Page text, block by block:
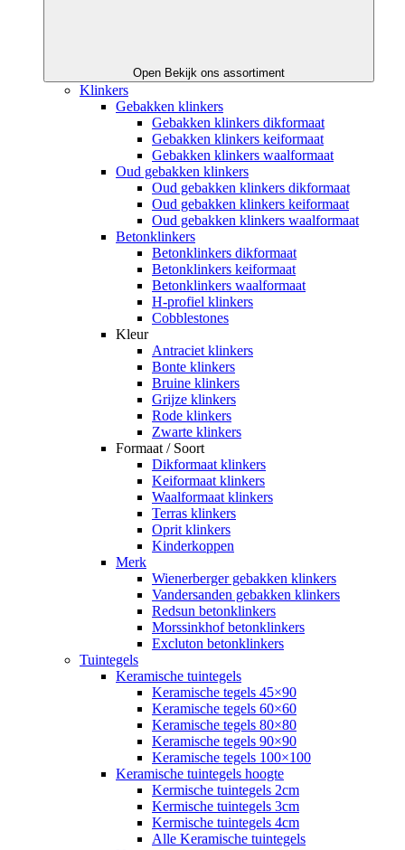
Open Bekijk ons assortiment
Klinkers
Gebakken klinkers
Gebakken klinkers dikformaat
Gebakken klinkers keiformaat
Gebakken klinkers waalformaat
Oud gebakken klinkers
Oud gebakken klinkers dikformaat
Oud gebakken klinkers keiformaat
Oud gebakken klinkers waalformaat
Betonklinkers
Betonklinkers dikformaat
Betonklinkers keiformaat
Betonklinkers waalformaat
H-profiel klinkers
Cobblestones
Kleur
Antraciet klinkers
Bonte klinkers
Bruine klinkers
Grijze klinkers
Rode klinkers
Zwarte klinkers
Formaat / Soort
Dikformaat klinkers
Keiformaat klinkers
Waalformaat klinkers
Terras klinkers
Oprit klinkers
Kinderkoppen
Merk
Wienerberger gebakken klinkers
Vandersanden gebakken klinkers
Redsun betonklinkers
Morssinkhof betonklinkers
Excluton betonklinkers
Tuintegels
Keramische tuintegels
Keramische tegels 45×90
Keramische tegels 60×60
Keramische tegels 80×80
Keramische tegels 90×90
Keramische tegels 100×100
Keramische tuintegels hoogte
Kermische tuintegels 2cm
Kermische tuintegels 3cm
Kermische tuintegels 4cm
Alle Keramische tuintegels